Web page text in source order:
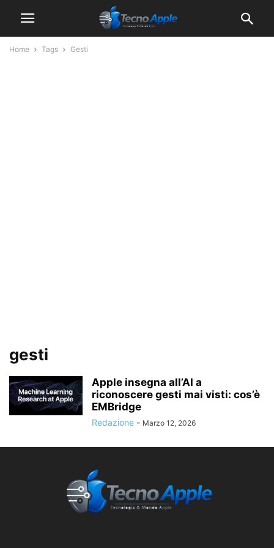
Home Tags Gesti
gesti
Apple insegna all’AI a
riconoscere gesti mai visti: cos’è
EMBridge
Redazione - Marzo 12, 2026